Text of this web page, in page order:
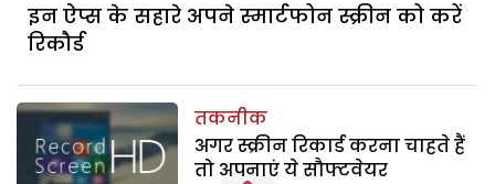
इन ऐप्स के सहारे अपने स्मार्टफोन स्क्रीन को करें
रिकौर्ड
तकनीक
अगर स्क्रीन रिकार्ड करना चाहते हैं
तो अपनाएं ये सौफ्टवेयर